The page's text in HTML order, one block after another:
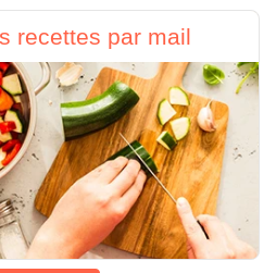
recettes par mail